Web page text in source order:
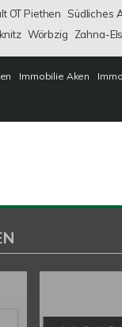
OT Piethen Südliches
Wörbzig Zahna-
Immobilie Aken